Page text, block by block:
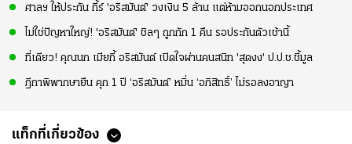
ศาลฯ ให้ประกัน กี้ร์ 'อริสมันต์' วงเงิน 5 ล้าน แต่ห้ามออกนอกประเทศ
ไม่ใช่ปัญหาใหญ่! 'อริสมันต์' ชิลๆ ถูกกัก 1 คืน รอประกันตัวเช้านี้
ที่เดียว! คุณนก เมียกี้ อริสมันต์ เปิดใจผ่านคนสนิท 'สุดงง' ป.ป.ช.ชี้มูล
ฎีกาพิพากษายืน คุก 1 ปี ‘อริสมันต์’ หมิ่น ‘อภิสิทธิ์’ ไม่รอลงอาญา
แท็กที่เกี่ยวข้อง